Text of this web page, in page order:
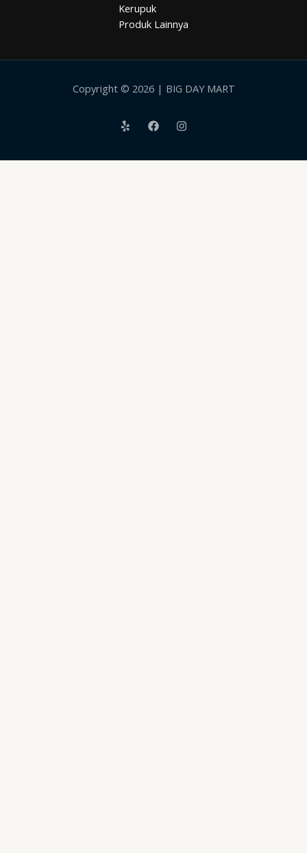
Kerupuk
Produk Lainnya
Copyright © 2026 | BIG DAY MART